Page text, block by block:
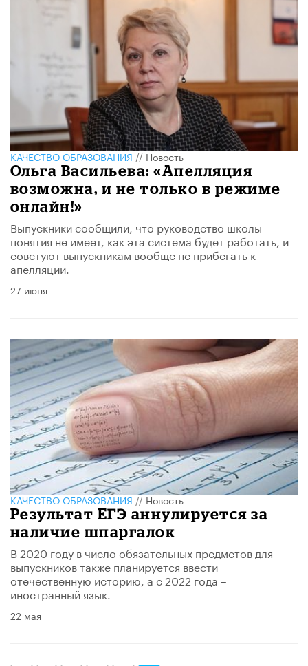
КАЧЕСТВО ОБРАЗОВАНИЯ//Новость
Ольга Васильева: «Апелляция
возможна, и не только в режиме
онлайн!»
Выпускники сообщили, что руководство школы
понятия не имеет, как эта система будет работать, и
советуют выпускникам вообще не прибегать к
апелляции.
27 июня
КАЧЕСТВО ОБРАЗОВАНИЯ//Новость
Результат ЕГЭ аннулируется за
наличие шпаргалок
В 2020 году в число обязательных предметов для
выпускников также планируется ввести
отечественную историю, а с 2022 года –
иностранный язык.
22 мая